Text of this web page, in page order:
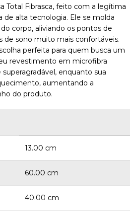
Total Fibrasca, feito com a legítima
de alta tecnologia. Ele se molda
corpo, aliviando os pontos de
de sono muito mais confortáveis.
perfeita para quem busca um
revestimento em microfibra
enquanto sua
aumentando a
do produto.
13.00 cm
60.00 cm
40.00 cm